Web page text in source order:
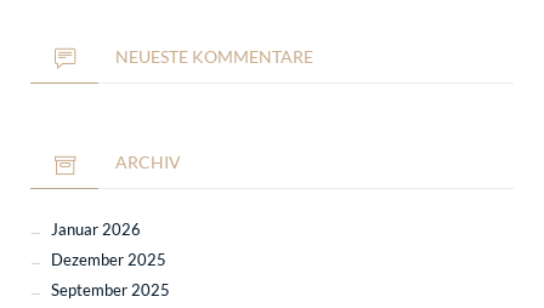
NEUESTE KOMMENTARE
ARCHIV
Januar 2026
Dezember 2025
September 2025